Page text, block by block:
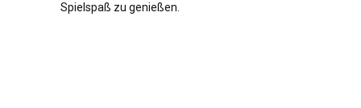
Spielspaß zu genießen.